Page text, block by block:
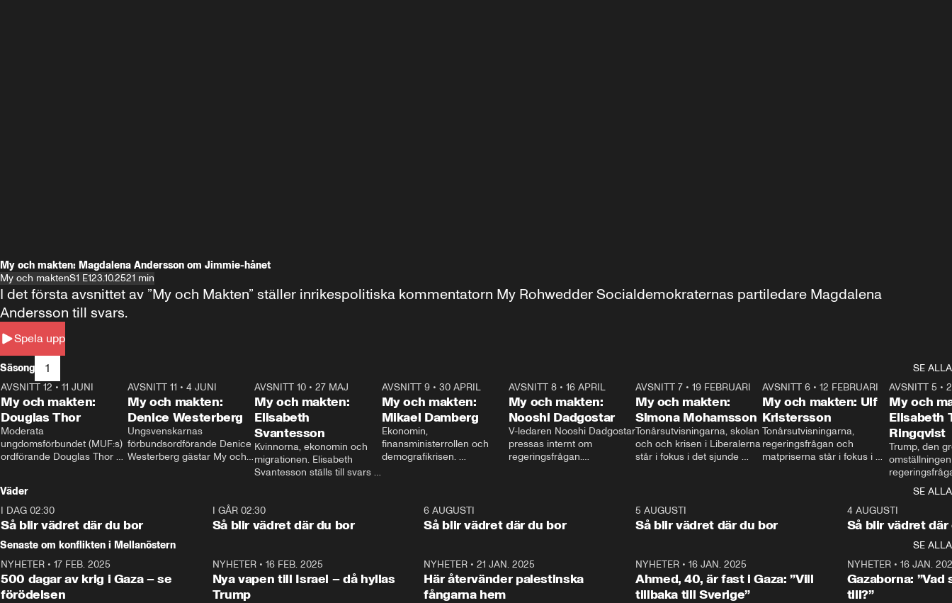
My och makten: Magdalena Andersson om Jimmie-hånet
My och maktenS1 E123.10.2521 min
Spela upp
I det första avsnittet av ”My och Makten” ställer inrikespolitiska kommentatorn My Rohwedder Socialdemokraternas partiledare Magdalena
Andersson till svars.
Säsong 1
SE ALLA
26:27
AVSNITT 12 • 11 JUNI
My och makten:
Douglas Thor
Moderata
ungdomsförbundet (MUF:s)
ordförande Douglas Thor
tonårsutvisningarna och hur
Moderaterna ska locka
väljare till valet i höst.
23:40
AVSNITT 11 •4 JUNI
My och makten:
Denice Westerberg
Ungsvenskarnas
förbundsordförande Denice
Westerberg gästar My och
AVSNITT 10 •27 MAJ
My och makten:
Elisabeth
Svantesson
Kvinnorna, ekonomin och
migrationen. Elisabeth
Svantesson ställs till svars
AVSNITT 9• 30 APRIL
My och makten:
Mikael Damberg
Ekonomin,
finansministerrollen och
demografikrisen.
och Makten.
AVSNITT 8• 16 APRIL
My och makten:
Nooshi Dadgostar
V-ledaren Nooshi Dadgostar
pressas internt om
regeringsfrågan.
– Vi ställer upp i val. Ska vi
vara med så sitter vi förstås
24:30
AVSNITT 7• 19 FEBRUARI
My och makten:
Simona Mohamsson
Tonårsutvisningarna, skolan
och och krisen i Liberalerna
står i fokus i det sjunde
kommentator My
Rohwedder ställer
utbildnings- och
Mohamsson till svars.
27:30
AVSNITT 6 •12 FEBRUARI
My och makten: Ulf
Kristersson
Tonårsutvisningarna,
regeringsfrågan och
matpriserna står i fokus i
Rohwedder ställer
statsminister Ulf Kristersson
AVSNITT 5 •
My och
Elisabeth
Ringqvist
Trump, den
centrum i
avsnittet av
Makten”. Se
Aftonbladets
Rohwedder
Thand Ring
Väder
SE ALLA
I DAG 02:30
Så blir vädret där du bor
1:06
I GÅR 02:30
Så blir vädret där du bor
6 AUGUSTI
Så blir vädret där du bor
5 AUGUSTI
Så blir vädret där du bor
4 AUGUSTI
Så blir vädret där
Senaste om konflikten i Mellanöstern
SE ALLA
NYHETER • 17 FEB. 2025
500 dagar av krig i Gaza – se
förödelsen
NYHETER• 16 FEB. 2025
Nya vapen till Israel – då hyllas
Trump
NYHETER •21 JAN. 2025
Här återvänder palestinska
fångarna hem
NYHETER• 16 JAN. 2025
Ahmed, 40, är fast i Gaza: ”Vill
tillbaka till Sverige”
NYHETER• 16 JAN.
Gazaborna:
till?”